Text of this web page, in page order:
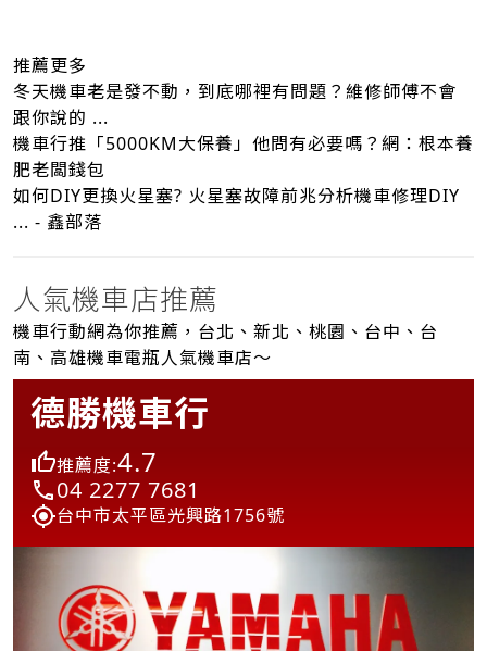
推薦更多
冬天機車老是發不動，到底哪裡有問題？維修師傅不會
跟你說的 ...
機車行推「5000KM大保養」他問有必要嗎？網：根本養
肥老闆錢包
如何DIY更換火星塞? 火星塞故障前兆分析機車修理DIY
... - 鑫部落
人氣機車店推薦
機車行動網為你推薦，台北、新北、桃園、台中、台
南、高雄機車電瓶人氣機車店～
德勝機車行
推薦度:4.7
04 2277 7681
台中市太平區光興路1756號